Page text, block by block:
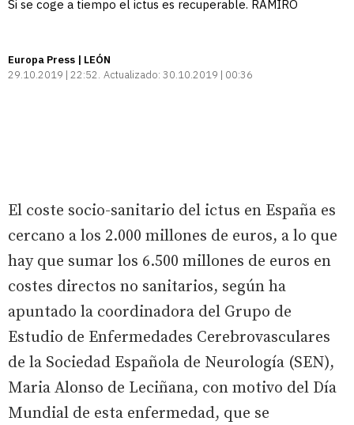
Si se coge a tiempo el ictus es recuperable. RAMIRO
Europa Press | LEÓN
29.10.2019 | 22:52 Actualizado: 30.10.2019 | 00:36
El coste socio-sanitario del ictus en España es
cercano a los 2.000 millones de euros, a lo que
hay que sumar los 6.500 millones de euros en
costes directos no sanitarios, según ha
apuntado la coordinadora del Grupo de
Estudio de Enfermedades Cerebrovasculares
de la Sociedad Española de Neurología (SEN),
Maria Alonso de Leciñana, con motivo del Día
Mundial de esta enfermedad, que se